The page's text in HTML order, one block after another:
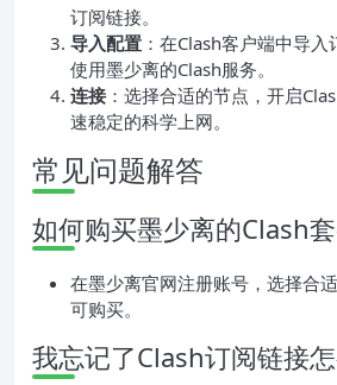
订阅链接。
导入配置 ：在Clash客户端中导
使用墨少离的Clash服务。
连接 ：选择合适的节点，开启
速稳定的科学上网。
常见问题解答
如何购买墨少离的Clash套
在墨少离官网注册账号，选择合
可购买。
我忘记了Clash订阅链接